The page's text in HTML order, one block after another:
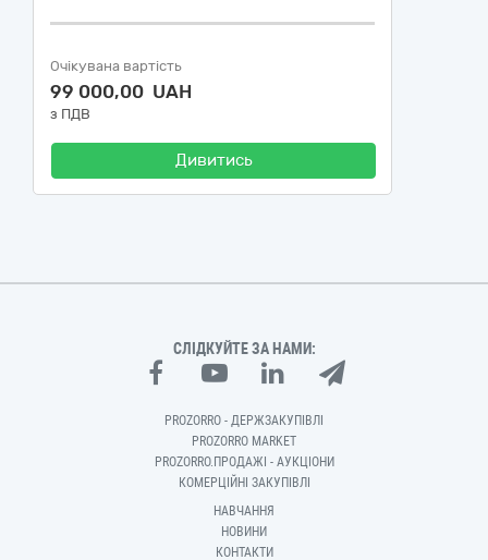
Очікувана вартість
99 000,00 UAH
з ПДВ
Дивитись
СЛІДКУЙТЕ ЗА НАМИ:
PROZORRO - ДЕРЖЗАКУПІВЛІ
PROZORRO MARKET
PROZORRO.ПРОДАЖІ - АУКЦІОНИ
КОМЕРЦІЙНІ ЗАКУПІВЛІ
НАВЧАННЯ
НОВИНИ
КОНТАКТИ